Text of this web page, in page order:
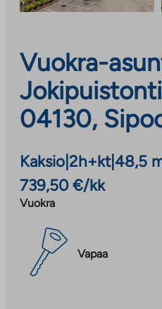
Vuokra-
04130,
Kaksio 2h+kt| 48,5
739,50 €/kk
Vuokra
Vapaa